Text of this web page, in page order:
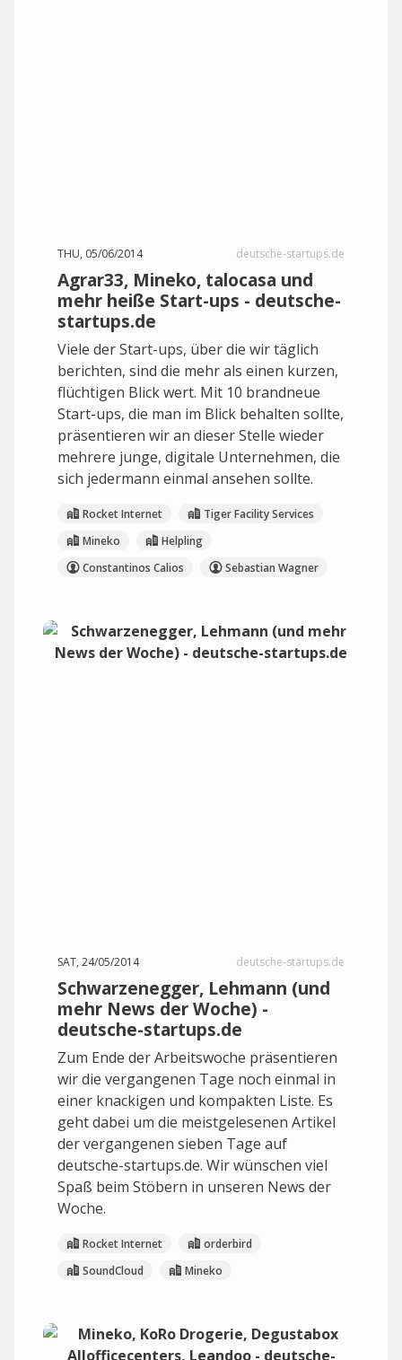
THU, 05/06/2014 deutsche-startups.de
Agrar33, Mineko, talocasa und
mehr heiße Start-ups - deutsche-
startups.de
Viele der Start-ups, über die wir täglich
berichten, sind die mehr als einen kurzen,
flüchtigen Blick wert. Mit 10 brandneue
Start-ups, die man im Blick behalten sollte,
präsentieren wir an dieser Stelle wieder
mehrere junge, digitale Unternehmen, die
sich jedermann einmal ansehen sollte.
Rocket Internet
Tiger Facility Services
Mineko
Helpling
Constantinos Calios
Sebastian Wagner
SAT, 24/05/2014 deutsche-startups.de
Schwarzenegger, Lehmann (und
mehr News der Woche) -
deutsche-startups.de
Zum Ende der Arbeitswoche präsentieren
wir die vergangenen Tage noch einmal in
einer knackigen und kompakten Liste. Es
geht dabei um die meistgelesenen Artikel
der vergangenen sieben Tage auf
deutsche-startups.de. Wir wünschen viel
Spaß beim Stöbern in unseren News der
Woche.
Rocket Internet
orderbird
SoundCloud
Mineko